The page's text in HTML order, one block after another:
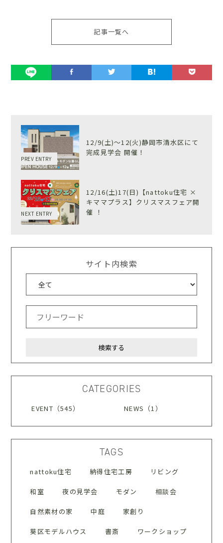
記事一覧へ
PREV ENTRY
12/9(土)〜12(火)静岡市清水区にて
完成見学会 開催！
NEXT ENTRY
12/16(土)17(日)【nattoku住宅 ×
キママプラス】クリスマスフェア開
催 ！
サイト内検索
CATEGORIES
EVENT（545） NEWS（1）
TAGS
nattoku住宅 納得住宅工房 リビング
和室 夜の見学会 モダン 相談会
自然素材の家 中庭 家創り
葵区モデルハウス 書斎 ワークショップ